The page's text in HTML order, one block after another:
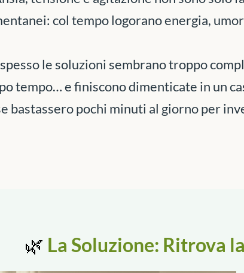
col tempo logorano energia,
spesso le soluzioni sembrano troppo
tempo… e finiscono dimenticate in un
bastassero pochi minuti al giorno per
🌿 La Soluzione: Ritrova